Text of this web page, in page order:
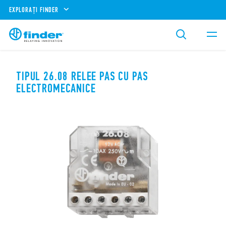
EXPLORAȚI FINDER
TIPUL 26.08 RELEE PAS CU PAS
ELECTROMECANICE